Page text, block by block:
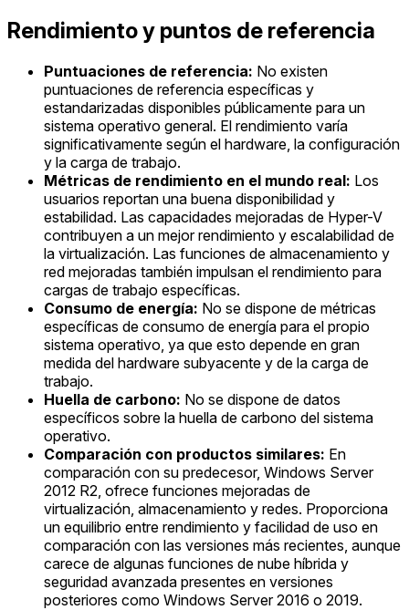
Rendimiento y puntos de referencia
Puntuaciones de referencia: No existen
puntuaciones de referencia específicas y
estandarizadas disponibles públicamente para un
sistema operativo general. El rendimiento varía
significativamente según el hardware, la configuración
y la carga de trabajo.
Métricas de rendimiento en el mundo real: Los
usuarios reportan una buena disponibilidad y
estabilidad. Las capacidades mejoradas de Hyper-V
contribuyen a un mejor rendimiento y escalabilidad de
la virtualización. Las funciones de almacenamiento y
red mejoradas también impulsan el rendimiento para
cargas de trabajo específicas.
Consumo de energía: No se dispone de métricas
específicas de consumo de energía para el propio
sistema operativo, ya que esto depende en gran
medida del hardware subyacente y de la carga de
trabajo.
Huella de carbono: No se dispone de datos
específicos sobre la huella de carbono del sistema
operativo.
Comparación con productos similares: En
comparación con su predecesor, Windows Server
2012 R2, ofrece funciones mejoradas de
virtualización, almacenamiento y redes. Proporciona
un equilibrio entre rendimiento y facilidad de uso en
comparación con las versiones más recientes, aunque
carece de algunas funciones de nube híbrida y
seguridad avanzada presentes en versiones
posteriores como Windows Server 2016 o 2019.